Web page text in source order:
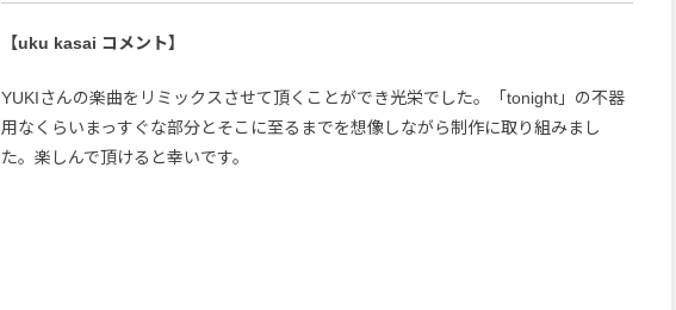
【uku kasai コメント】
YUKIさんの楽曲をリミックスさせて頂くことができ光栄でした。「tonight」の不器
用なくらいまっすぐな部分とそこに至るまでを想像しながら制作に取り組みまし
た。楽しんで頂けると幸いです。